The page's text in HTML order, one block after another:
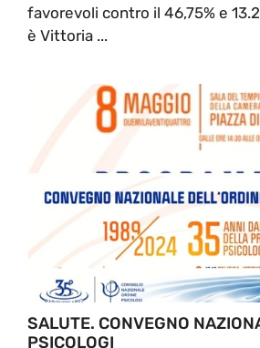
favorevoli contro il 46,75% e
è Vittoria ...
SALUTE. CONVEGNO
PSICOLOGI